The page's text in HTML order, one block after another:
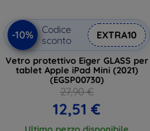
-10%
Codice
sconto
EXTRA10
Vetro protettivo Eiger GLASS per
tablet Apple iPad Mini (2021)
(EGSP00730)
27,90 €
12,51 €
Ultimo pezzo disponibile